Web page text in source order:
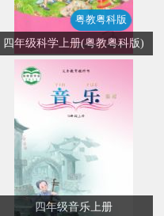
粤教粤科版
四年级科学上册(粤教粤科版)
四年级音乐上册